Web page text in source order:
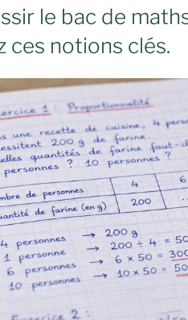
le bac de
ces notions clés.